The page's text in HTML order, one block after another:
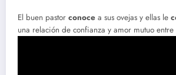
El buen pastor conoce a sus ovejas y ellas le
una relación de confianza y amor mutuo entre